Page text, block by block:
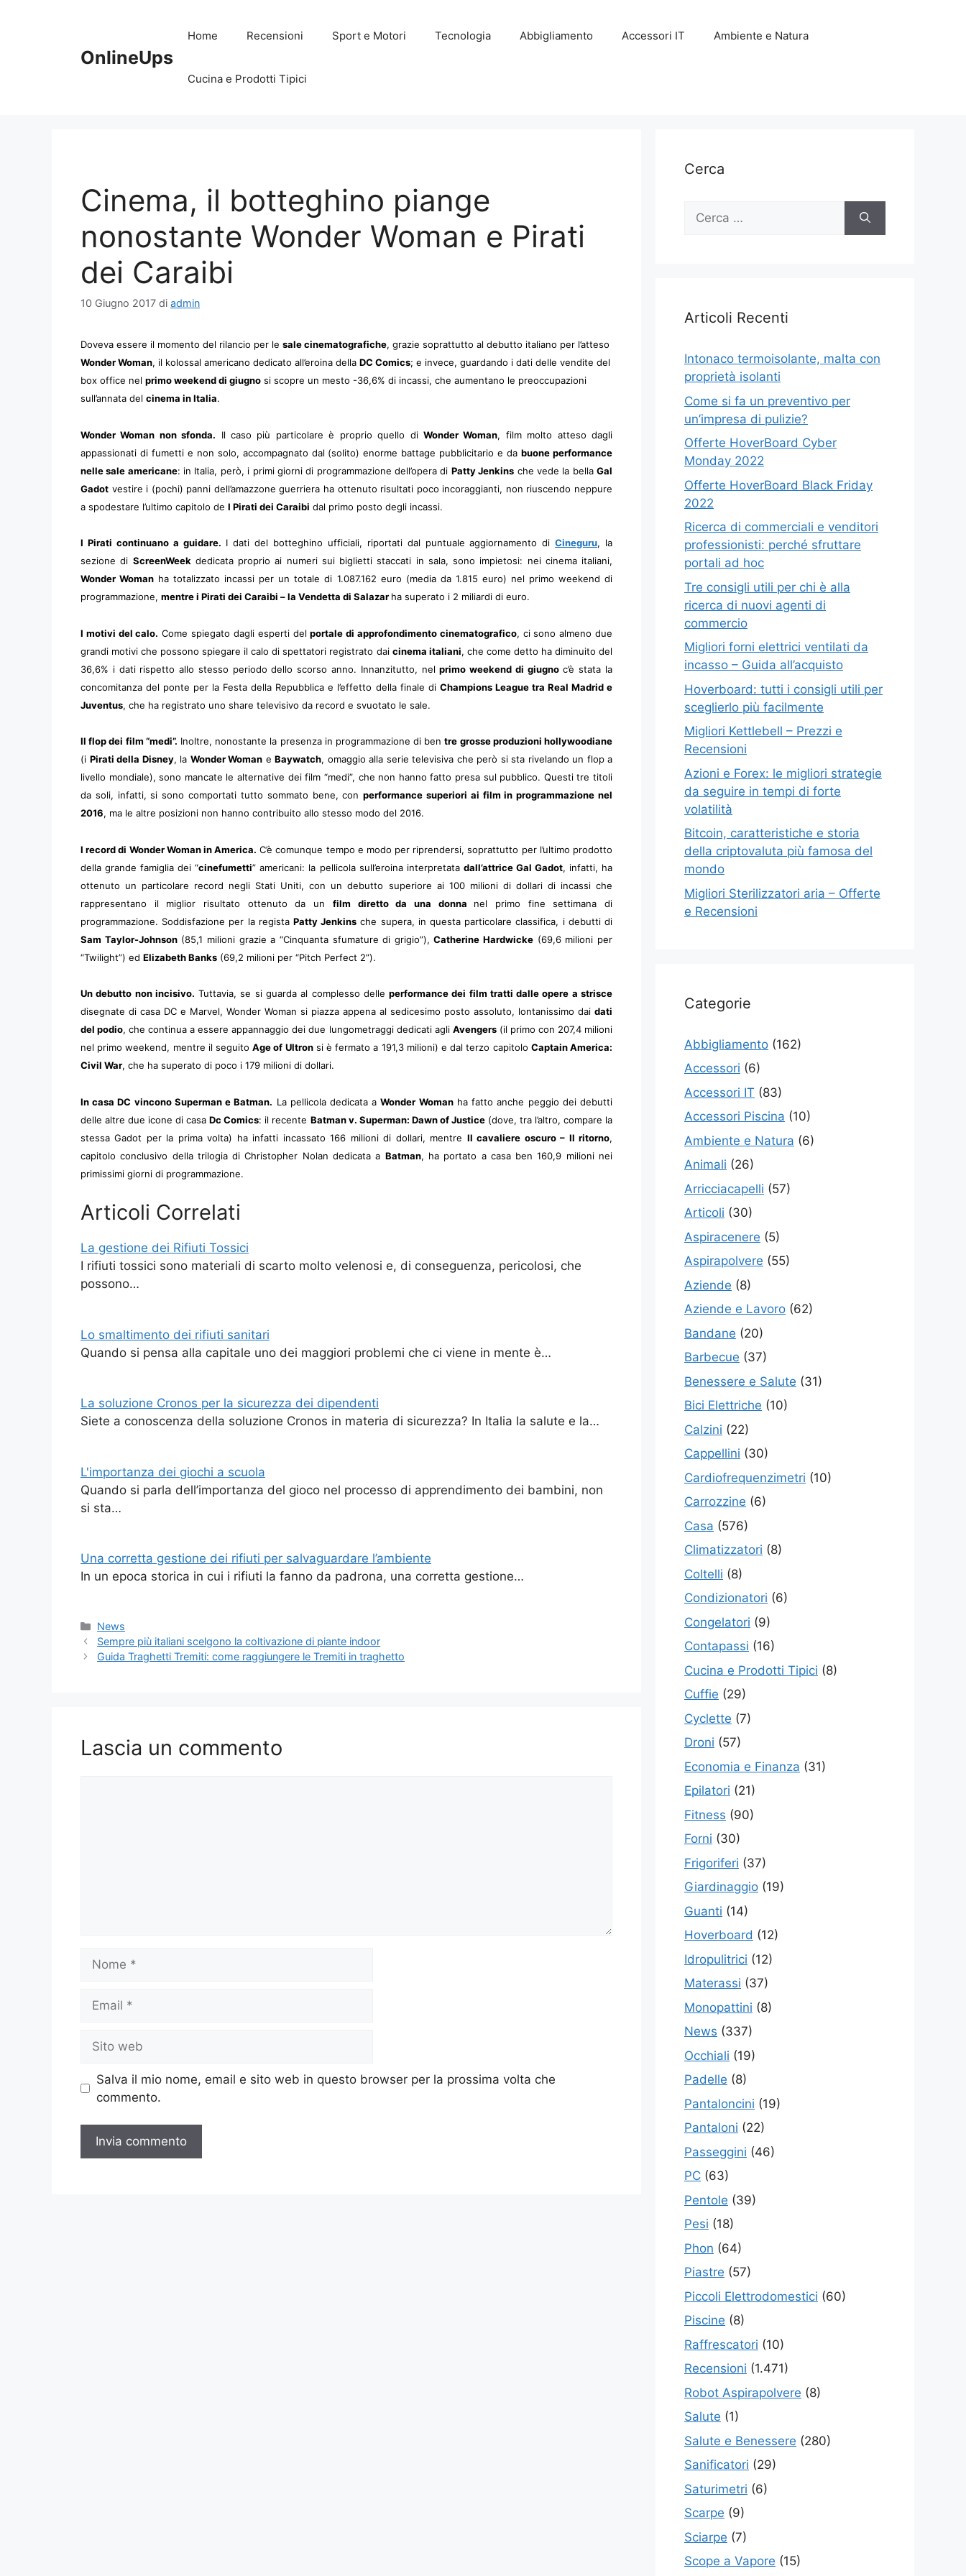
OnlineUps
Home Recensioni Sport e Motori Tecnologia Abbigliamento Accessori IT Ambiente e Natura
Cucina e Prodotti Tipici
Cinema, il botteghino piange
nonostante Wonder Woman e Pirati
dei Caraibi
10 Giugno 2017 di admin
Doveva essere il momento del rilancio per le sale cinematografiche, grazie soprattutto al debutto italiano per l’atteso
Wonder Woman, il kolossal americano dedicato all’eroina della DC Comics; e invece, guardando i dati delle vendite del
box office nel primo weekend di giugno si scopre un mesto -36,6% di incassi, che aumentano le preoccupazioni
sull’annata del cinema in Italia.
Wonder Woman non sfonda. Il caso più particolare è proprio quello di Wonder Woman, film molto atteso dagli
appassionati di fumetti e non solo, accompagnato dal (solito) enorme battage pubblicitario e dabuone performance
nelle sale americane: in Italia, però, i primi giorni di programmazione dell’opera di Patty Jenkins che vede la bellaGal
Gadot vestire i (pochi) panni dell’amazzone guerriera ha ottenuto risultati poco incoraggianti, non riuscendo neppure
a spodestare l’ultimo capitolo de I Pirati dei Caraibi dal primo posto degli incassi.
I Pirati continuano a guidare. I dati del botteghino ufficiali, riportati dal puntuale aggiornamento diCineguru, la
sezione di ScreenWeekdedicata proprio ai numeri sui biglietti staccati in sala, sono impietosi: nei cinema italiani,
Wonder Woman ha totalizzato incassi per un totale di 1.087.162 euro (media da 1.815 euro) nel primo weekend di
programmazione, mentre i Pirati dei Caraibi – la Vendetta di Salazar ha superato i 2 miliardi di euro.
I motivi del calo. Come spiegato dagli esperti delportale di approfondimento cinematografico, ci sono almeno due
grandi motivi che possono spiegare il calo di spettatori registrato dai cinema italiani, che come detto ha diminuito del
36,6% i dati rispetto allo stesso periodo dello scorso anno. Innanzitutto, nelprimo weekend di giugnoc’è stata la
concomitanza del ponte per la Festa della Repubblica e l’effetto della finale di Champions League tra Real Madrid e
Juventus, che ha registrato uno share televisivo da record e svuotato le sale.
Il flop dei film “medi”. Inoltre, nonostante la presenza in programmazione di bentre grosse produzioni hollywoodiane
(i Pirati della Disney, la Wonder Woman e Baywatch, omaggio alla serie televisiva che però si sta rivelando un flop a
livello mondiale), sono mancate le alternative dei film “medi”, che non hanno fatto presa sul pubblico. Questi tre titoli
da soli, infatti, si sono comportati tutto sommato bene, conperformance superiori ai film in programmazione nel
2016, ma le altre posizioni non hanno contribuito allo stesso modo del 2016.
I record di Wonder Woman in America. C’è comunque tempo e modo per riprendersi, soprattutto per l’ultimo prodotto
della grande famiglia dei “cinefumetti” americani: la pellicola sull’eroina interpretata dall’attrice Gal Gadot, infatti, ha
ottenuto un particolare record negli Stati Uniti, con un debutto superiore ai 100 milioni di dollari di incassi che
rappresentano il miglior risultato ottenuto da un film diretto da una donna nel primo fine settimana di
programmazione. Soddisfazione per la regista Patty Jenkins che supera, in questa particolare classifica, i debutti di
Sam Taylor-Johnson(85,1 milioni grazie a “Cinquanta sfumature di grigio”),Catherine Hardwicke (69,6 milioni per
“Twilight”) ed Elizabeth Banks (69,2 milioni per “Pitch Perfect 2”).
Un debutto non incisivo. Tuttavia, se si guarda al complesso delleperformance dei film tratti dalle opere a strisce
disegnate di casa DC e Marvel, Wonder Woman si piazza appena al sedicesimo posto assoluto, lontanissimo dai dati
del podio, che continua a essere appannaggio dei due lungometraggi dedicati agli Avengers(il primo con 207,4 milioni
nel primo weekend, mentre il seguitoAge of Ultronsi è fermato a 191,3 milioni) e dal terzo capitolo Captain America:
Civil War, che ha superato di poco i 179 milioni di dollari.
In casa DC vincono Superman e Batman. La pellicola dedicata aWonder Womanha fatto anche peggio dei debutti
delle altre due icone di casaDc Comics: il recente Batman v. Superman: Dawn of Justice(dove, tra l’altro, compare la
stessa Gadot per la prima volta) ha infatti incassato 166 milioni di dollari, mentre Il cavaliere oscuro – Il ritorno,
capitolo conclusivo della trilogia di Christopher Nolan dedicata a Batman, ha portato a casa ben 160,9 milioni nei
primissimi giorni di programmazione.
Articoli Correlati
La gestione dei Rifiuti Tossici
I rifiuti tossici sono materiali di scarto molto velenosi e, di conseguenza, pericolosi, che
possono…
Lo smaltimento dei rifiuti sanitari
Quando si pensa alla capitale uno dei maggiori problemi che ci viene in mente è…
La soluzione Cronos per la sicurezza dei dipendenti
Siete a conoscenza della soluzione Cronos in materia di sicurezza? In Italia la salute e la…
L'importanza dei giochi a scuola
Quando si parla dell’importanza del gioco nel processo di apprendimento dei bambini, non
si sta…
Una corretta gestione dei rifiuti per salvaguardare l’ambiente
In un epoca storica in cui i rifiuti la fanno da padrona, una corretta gestione…
Categorie
News
Sempre più italiani scelgono la coltivazione di piante indoor
Guida Traghetti Tremiti: come raggiungere le Tremiti in traghetto
Lascia un commento
web
Salva il mio nome, email e sito web in questo browser per la prossima volta che
commento.
Cerca
Ricerca
Articoli Recenti
Intonaco termoisolante, malta con
proprietà isolanti
Come si fa un preventivo per
un’impresa di pulizie?
Offerte HoverBoard Cyber
Monday 2022
Offerte HoverBoard Black Friday
2022
Ricerca di commerciali e venditori
professionisti: perché sfruttare
portali ad hoc
Tre consigli utili per chi è alla
ricerca di nuovi agenti di
commercio
Migliori forni elettrici ventilati da
incasso – Guida all’acquisto
Hoverboard: tutti i consigli utili per
sceglierlo più facilmente
Migliori Kettlebell – Prezzi e
Recensioni
Azioni e Forex: le migliori strategie
da seguire in tempi di forte
volatilità
Bitcoin, caratteristiche e storia
della criptovaluta più famosa del
mondo
Migliori Sterilizzatori aria – Offerte
e Recensioni
Categorie
Abbigliamento (162)
Accessori (6)
Accessori IT (83)
Accessori Piscina (10)
Ambiente e Natura (6)
Animali (26)
Arricciacapelli (57)
Articoli (30)
Aspiracenere (5)
Aspirapolvere (55)
Aziende (8)
Aziende e Lavoro (62)
Bandane (20)
Barbecue (37)
Benessere e Salute (31)
Bici Elettriche (10)
Calzini (22)
Cappellini (30)
Cardiofrequenzimetri (10)
Carrozzine (6)
Casa (576)
Climatizzatori (8)
Coltelli (8)
Condizionatori (6)
Congelatori (9)
Contapassi (16)
Cucina e Prodotti Tipici (8)
Cuffie (29)
Cyclette (7)
Droni (57)
Economia e Finanza (31)
Epilatori (21)
Fitness (90)
Forni (30)
Frigoriferi (37)
Giardinaggio (19)
Guanti (14)
Hoverboard (12)
Idropulitrici (12)
Materassi (37)
Monopattini (8)
News (337)
Occhiali (19)
Padelle (8)
Pantaloncini (19)
Pantaloni (22)
Passeggini (46)
PC (63)
Pentole (39)
Pesi (18)
Phon (64)
Piastre (57)
Piccoli Elettrodomestici (60)
Piscine (8)
Raffrescatori (10)
Recensioni (1.471)
Robot Aspirapolvere (8)
Salute (1)
Salute e Benessere (280)
Sanificatori (29)
Saturimetri (6)
Scarpe (9)
Sciarpe (7)
Scope a Vapore (15)